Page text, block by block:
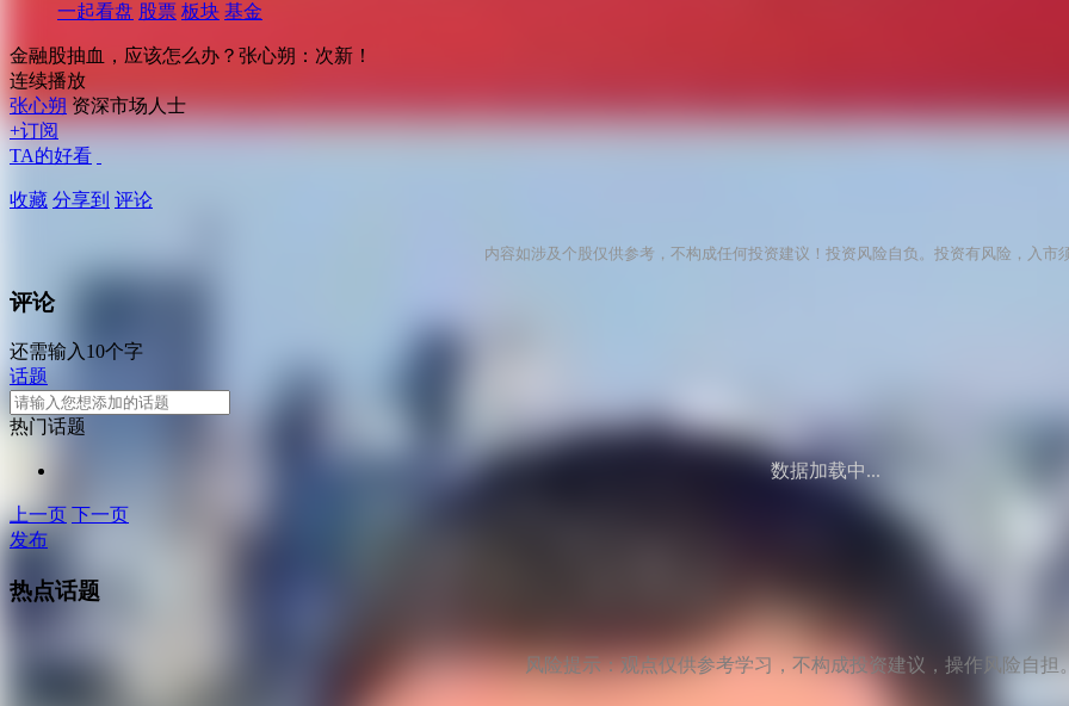
一起看盘 股票 板块 基金
金融股抽血，应该怎么办？张心朔：次新！
连续播放
张心朔 资深市场人士
+订阅
TA的好看
收藏 分享到 评论
内容如涉及个股仅供参考，不构成任何投资建议！投资风险自负。投资有风险，入市
评论
还需输入10个字
话题
热门话题
数据加载中...
上一页 下一页
发布
热点话题
风险提示：观点仅供参考学习，不构成投资建议，操作风险自担